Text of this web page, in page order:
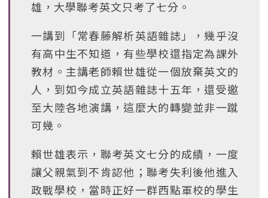
雄，大學聯考英文只考了七分。
一講到「常春藤解析英語雜誌」，幾乎沒
有高中生不知道，有些學校還指定為課外
教材。主講老師賴世雄從一個放棄英文的
人，到如今成立英語雜誌十五年，還受邀
至大陸各地演講，這麼大的轉變並非一蹴
可幾。
賴世雄表示，聯考英文七分的成績，一度
讓父親氣到不肯認他；聯考失利後他進入
政戰學校，當時正好一群西點軍校的學生